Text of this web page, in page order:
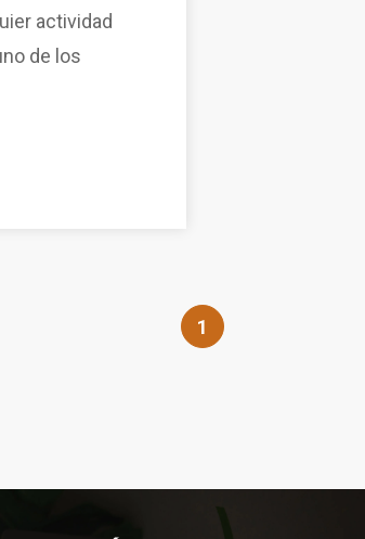
actividad
de los
1